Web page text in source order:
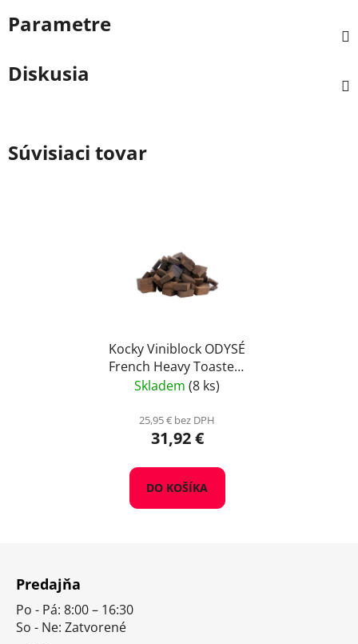
Parametre
Diskusia
Súvisiaci tovar
Kocky Viniblock ODYSÉ
French Heavy Toasted,
1 kg
Skladem (8 ks)
25,95 € bez DPH
31,92 €
DO KOŠÍKA
Predajňa
Po - Pá: 8:00 – 16:30
So - Ne: Zatvorené